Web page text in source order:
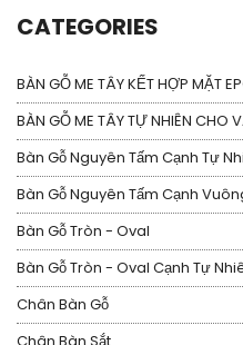
CATEGORIES
BÀN GỖ ME TÂY KẾT HỢP MẶT
BÀN GỖ ME TÂY TỰ NHIÊN CHO
Bàn Gỗ Nguyên Tấm Cạnh Tự
Bàn Gỗ Nguyên Tấm Cạnh
Bàn Gỗ Tròn - Oval
Bàn Gỗ Tròn - Oval Cạnh Tự
Chân Bàn Gỗ